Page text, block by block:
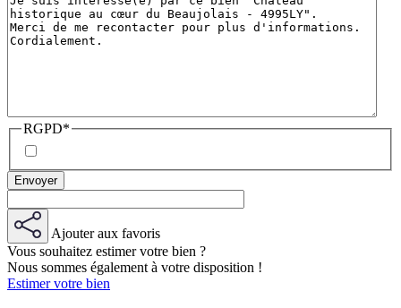
RGPD*
Ajouter aux favoris
Vous souhaitez estimer votre bien ?
Nous sommes également à votre disposition !
Estimer votre bien